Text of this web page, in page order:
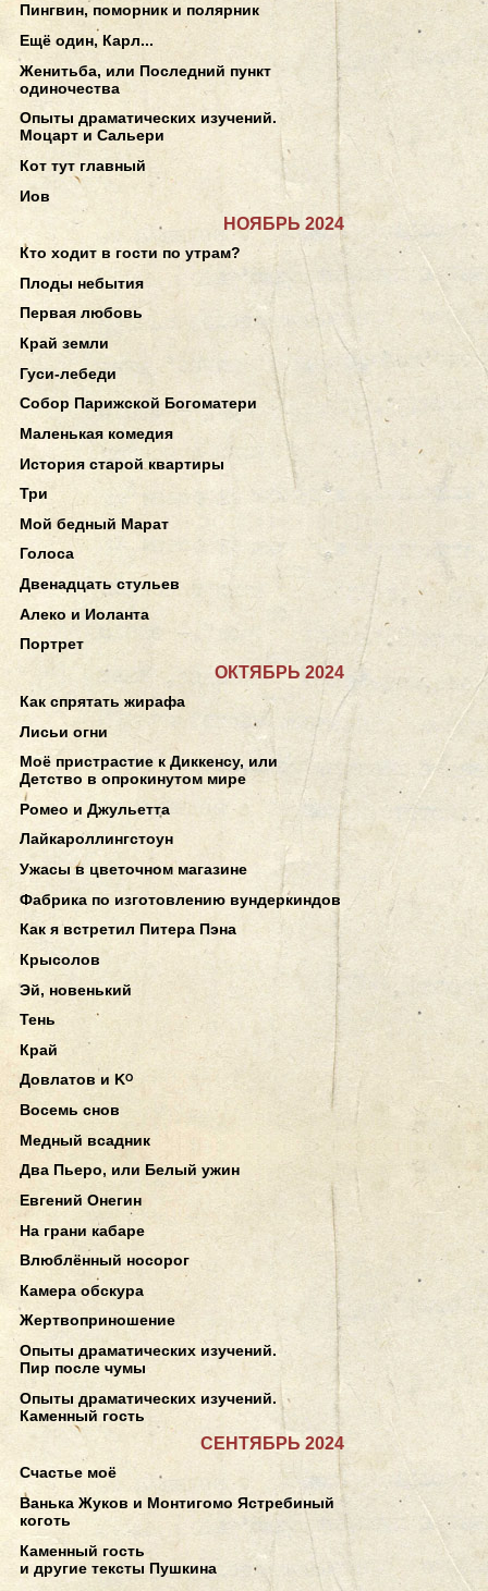
Пингвин, поморник и полярник
Ещё один, Карл...
Женитьба, или Последний пункт
одиночества
Опыты драматических изучений.
Моцарт и Сальери
Кот тут главный
Иов
НОЯБРЬ 2024
Кто ходит в гости по утрам?
Плоды небытия
Первая любовь
Край земли
Гуси-лебеди
Собор Парижской Богоматери
Маленькая комедия
История старой квартиры
Три
Мой бедный Марат
Голоса
Двенадцать стульев
Алеко и Иоланта
Портрет
ОКТЯБРЬ 2024
Как спрятать жирафа
Лисьи огни
Моё пристрастие к Диккенсу, или
Детство в опрокинутом мире
Ромео и Джульетта
Лайкароллингстоун
Ужасы в цветочном магазине
Фабрика по изготовлению вундеркиндов
Как я встретил Питера Пэна
Крысолов
Эй, новенький
Тень
Край
Довлатов и Kᴼ
Восемь снов
Медный всадник
Два Пьеро, или Белый ужин
Евгений Онегин
На грани кабаре
Влюблённый носорог
Камера обскура
Жертвоприношение
Опыты драматических изучений.
Пир после чумы
Опыты драматических изучений.
Каменный гость
СЕНТЯБРЬ 2024
Счастье моё
Ванька Жуков и Монтигомо Ястребиный
коготь
Каменный гость
и другие тексты Пушкина